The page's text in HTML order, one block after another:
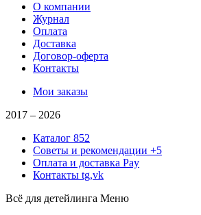
О компании
Журнал
Оплата
Доставка
Договор-оферта
Контакты
Мои заказы
2017 – 2026
Каталог 852
Советы и рекомендации +5
Оплата и доставка Pay
Контакты tg,vk
Всё для детейлинга Меню